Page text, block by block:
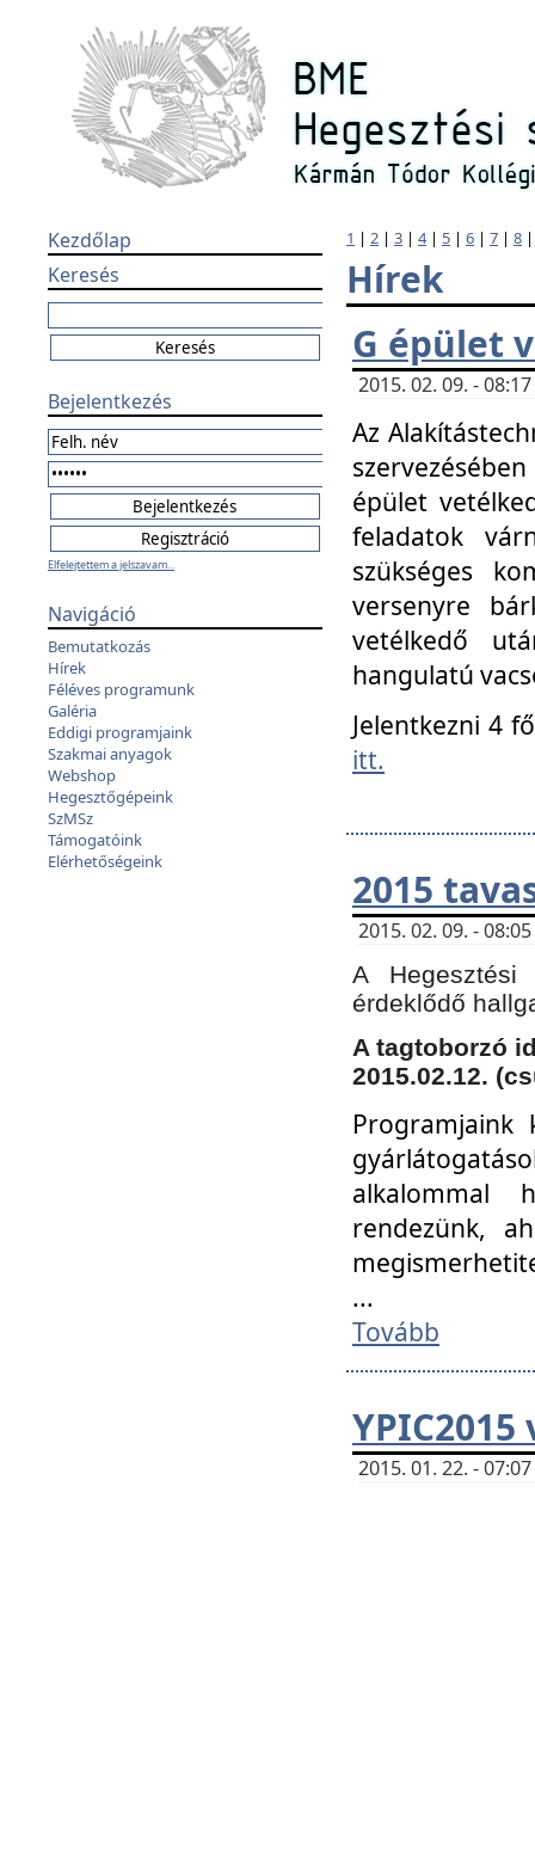
Kezdőlap
Keresés
Bejelentkezés
Elfelejtettem a jelszavam...
Navigáció
Bemutatkozás
Hírek
Féléves programunk
Galéria
Eddigi programjaink
Szakmai anyagok
Webshop
Hegesztőgépeink
SzMSz
Támogatóink
Elérhetőségeink
1 | 2 | 3 | 4| 5 | 6 | 7 | 8
Hírek
G épület
2015. 02. 09. -
Az
épület
feladatok
szükséges
versenyre
vetélkedő
hangulatú
Jelentkezni 4
itt.
2015
2015. 02. 09. -
A
érdeklődő
A tagtoborzó
2015.02.12.
Programjaink
alkalommal
rendezünk,
...
Tovább
YPIC2015
2015. 01. 22. -